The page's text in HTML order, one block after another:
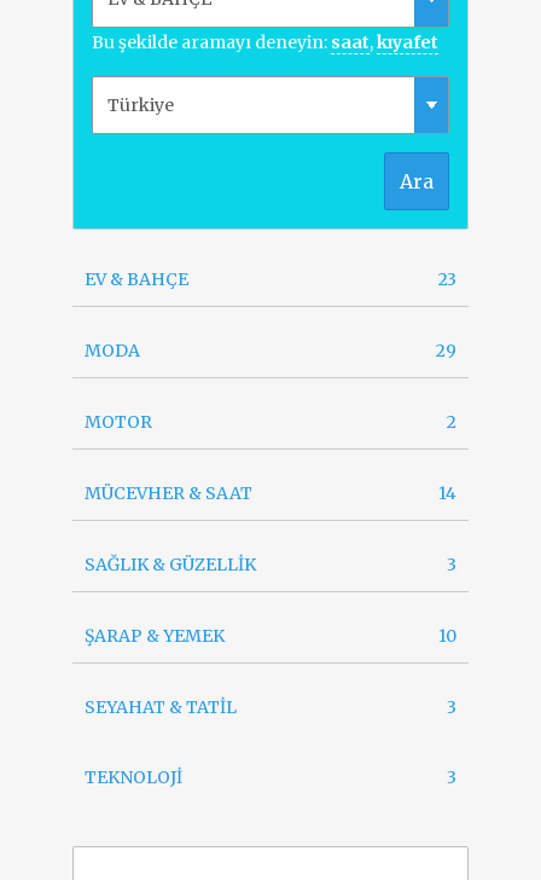
Bu şekilde aramayı deneyin: saat,kıyafet
Ara
EV & BAHÇE 23
MODA 29
MOTOR 2
MÜCEVHER & SAAT 14
SAĞLIK & GÜZELLİK 3
ŞARAP & YEMEK 10
SEYAHAT & TATİL 3
TEKNOLOJİ 3